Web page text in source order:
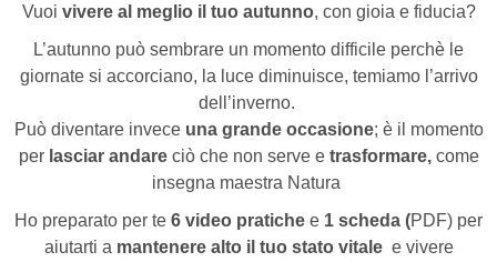
Vuoi vivere al meglio il tuo autunno, con gioia e fiducia?
L’autunno può sembrare un momento difficile perchè le
giornate si accorciano, la luce diminuisce, temiamo l’arrivo
dell’inverno.
Può diventare invece una grande occasione; è il momento
per lasciar andareciò che non serve etrasformare,come
insegna maestra Natura
Ho preparato per te 6 video pratiche e 1 scheda (PDF) per
aiutarti a mantenere alto il tuo stato vitale e vivere